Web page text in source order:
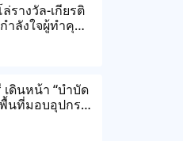
รางวัล-เกียรติ
ำลังใจผู้ทำคุณ
ดินหน้า “บำบัด
นที่มอบอุปกรณ์
พแก่ผู้ยากไร้